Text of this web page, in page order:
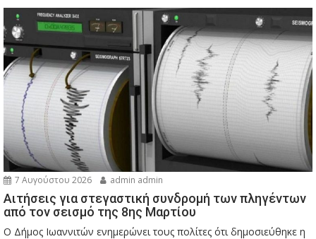
7 Αυγούστου 2026 admin admin
Αιτήσεις για στεγαστική συνδρομή των πληγέντων
από τον σεισμό της 8ης Μαρτίου
Ο Δήμος Ιωαννιτών ενημερώνει τους πολίτες ότι δημοσιεύθηκε η